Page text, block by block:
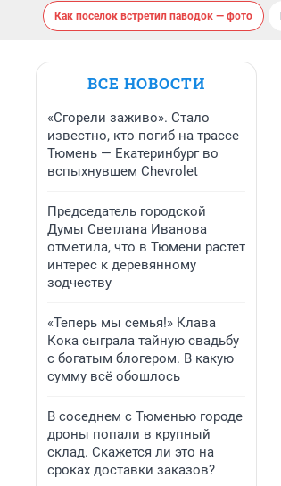
Как поселок встретил паводок — фото
ВСЕ НОВОСТИ
«Сгорели заживо». Стало
известно, кто погиб на трассе
Тюмень — Екатеринбург во
вспыхнувшем Chevrolet
Председатель городской
Думы Светлана Иванова
отметила, что в Тюмени растет
интерес к деревянному
зодчеству
«Теперь мы семья!» Клава
Кока сыграла тайную свадьбу
с богатым блогером. В какую
сумму всё обошлось
В соседнем с Тюменью городе
дроны попали в крупный
склад. Скажется ли это на
сроках доставки заказов?